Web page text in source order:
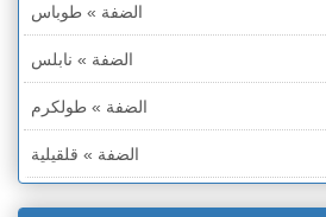
الضفة » طوباس
الضفة » نابلس
الضفة » طولكرم
الضفة » قلقيلية